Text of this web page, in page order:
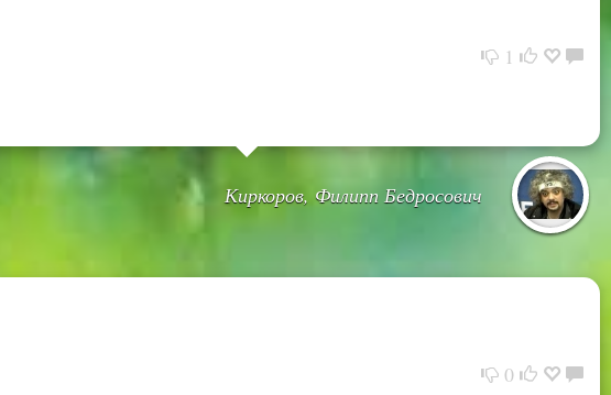
1
Киркоров, Филипп Бедросович
0